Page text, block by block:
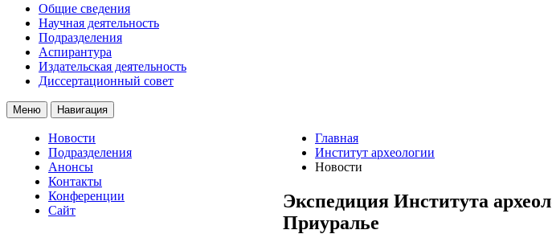
Общие сведения
Научная деятельность
Подразделения
Аспирантура
Издательская деятельность
Диссертационный совет
Меню Навигация
Новости
Подразделения
Анонсы
Контакты
Конференции
Сайт
Главная
Институт археологии
Новости
Экспедиция Института
Приуралье